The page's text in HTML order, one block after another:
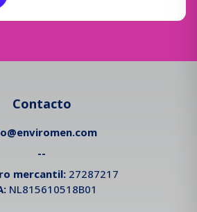
Contacto
--
mercantil:27287217
NL815610518B01